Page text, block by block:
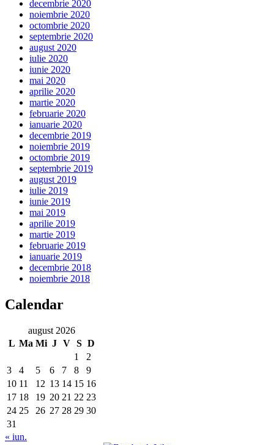
decembrie 2020
noiembrie 2020
octombrie 2020
septembrie 2020
august 2020
iulie 2020
iunie 2020
mai 2020
aprilie 2020
martie 2020
februarie 2020
ianuarie 2020
decembrie 2019
noiembrie 2019
octombrie 2019
septembrie 2019
august 2019
iulie 2019
iunie 2019
mai 2019
aprilie 2019
martie 2019
februarie 2019
ianuarie 2019
decembrie 2018
noiembrie 2018
Calendar
august 2026
L Ma Mi J V S D
1
2
3
4 5 6 7 8
9
10 11 12 13 14 15 16
17 18 19 20 21 22 23
24 25 26 27 28 29 30
31
« iun.